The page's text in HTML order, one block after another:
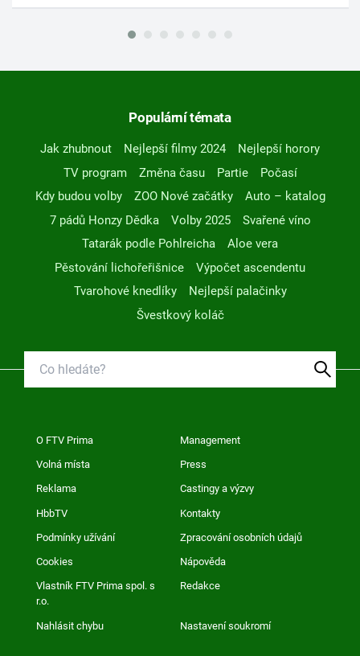
Populární témata
Jak zhubnout Nejlepší filmy 2024
Nejlepší horory
TV program
Změna času Partie
Počasí
Kdy budou volby
ZOO Nové začátky
Auto – katalog
7 pádů Honzy Dědka
Volby 2025
Svařené víno
Tatarák podle Pohlreicha
Aloe vera
Pěstování lichořeřišnice
Výpočet ascendentu
Tvarohové knedlíky
Nejlepší palačinky
Švestkový koláč
O FTV Prima Management
Volná místa Press
Reklama Castingy a výzvy
HbbTV Kontakty
Podmínky užívání Zpracování osobních údajů
Cookies Nápověda
Vlastník FTV Prima spol. s
r.o.
Redakce
Nahlásit chybu Nastavení soukromí